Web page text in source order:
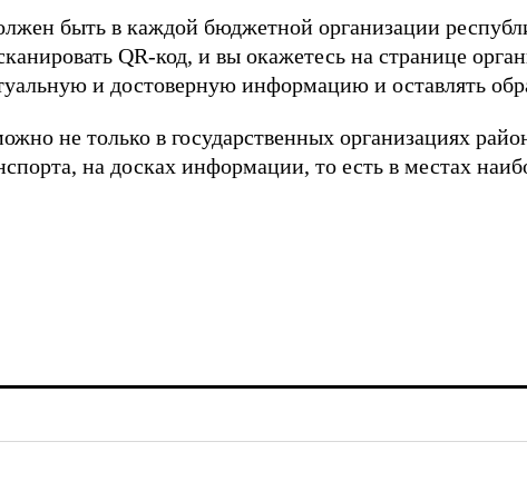
быть в каждой бюджетной организации
QR-код, и вы окажетесь на странице
и достоверную информацию и оставлять
не только в государственных организациях
на досках информации, то есть в местах